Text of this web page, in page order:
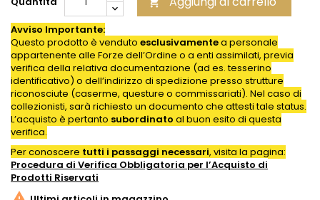
Avviso Importante:
Questo prodotto è venduto esclusivamentea personale
appartenente alle Forze dell’Ordine o a enti assimilati, previa
verifica della relativa documentazione (ad es. tesserino
identificativo) o dell’indirizzo di spedizione presso strutture
riconosciute (caserme, questure o commissariati). Nel caso di
collezionisti, sarà richiesto un documento che attesti tale status.
L’acquisto è pertanto subordinato al buon esito di questa
verifica.
Per conoscere tutti i passaggi necessari, visita la pagina:
Procedura di Verifica Obbligatoria per l’Acquisto di
Prodotti Riservati